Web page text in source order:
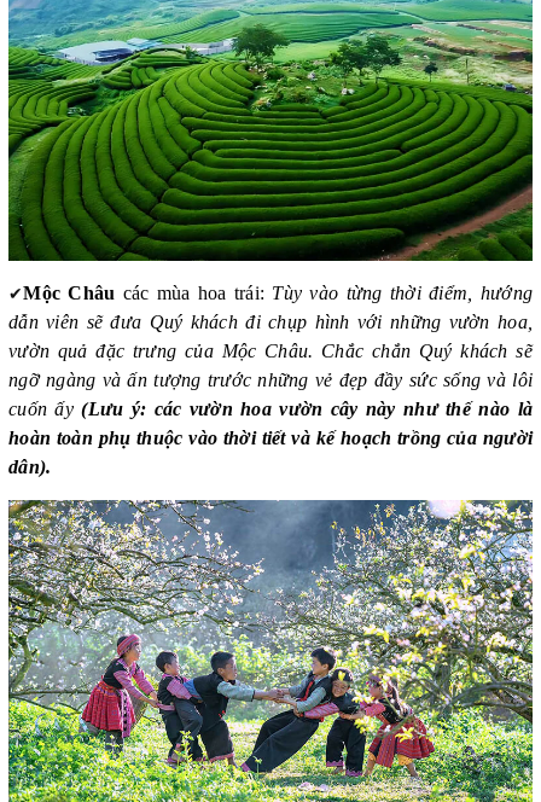
✔Mộc Châu các mùa hoa trái: Tùy vào từng thời điểm, hướng
dẫn viên sẽ đưa Quý khách đi chụp hình với những vườn hoa,
vườn quả đặc trưng của Mộc Châu. Chắc chắn Quý khách sẽ
ngỡ ngàng và ấn tượng trước những vẻ đẹp đầy sức sống và lôi
cuốn ấy(Lưu ý: các vườn hoa vườn cây này như thế nào là
hoàn toàn phụ thuộc vào thời tiết và kế hoạch trồng của người
dân).